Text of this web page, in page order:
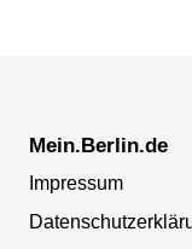
Mein.Berlin.de
Impressum